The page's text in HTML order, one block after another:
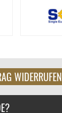
WIDERRUFEN